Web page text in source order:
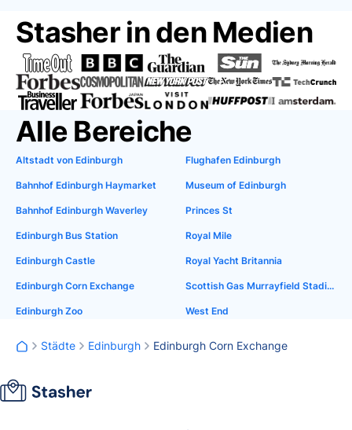
Stasher in den Medien
Alle Bereiche
Altstadt von Edinburgh
Bahnhof Edinburgh Haymarket
Bahnhof Edinburgh Waverley
Edinburgh Bus Station
Edinburgh Castle
Edinburgh Corn Exchange
Edinburgh Zoo
Flughafen Edinburgh
Museum of Edinburgh
Princes St
Royal Mile
Royal Yacht Britannia
Scottish Gas Murrayfield Stadium
West End
Städte Edinburgh Edinburgh Corn Exchange